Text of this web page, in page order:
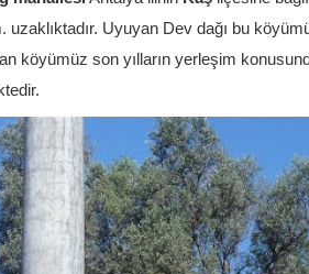
Uyuyan Dev dağı bu
köyümüz son yılların yerleşim